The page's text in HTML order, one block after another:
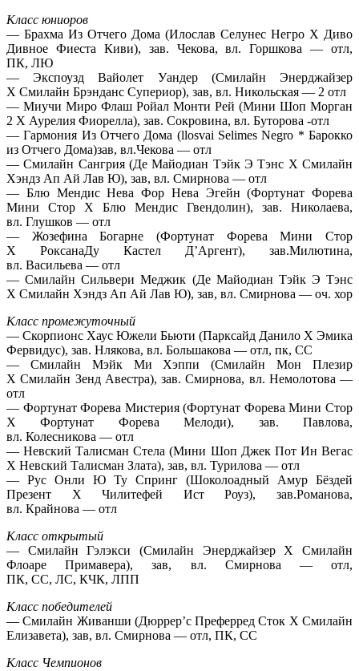
Класс юниоров
— Брахма Из Отчего Дома (Илослав Селунес Негро Х Диво
Дивное Фиеста Киви), зав. Чекова, вл. Горшкова — отл,
ПК, ЛЮ
— Экспоузд Вайолет Уандер (Смилайн Энерджайзер
Х Смилайн Брэнданс Супериор), зав, вл. Никольская — 2 отл
— Миучи Миро Флаш Ройал Монти Рей (Мини Шоп Морган
2 Х Аурелия Фиорелла), зав. Сокровина, вл. Буторова -отл
— Гармония Из Отчего Дома (llosvai Selimes Negro * Барокко
из Отчего Дома)зав, вл.Чекова — отл
— Смилайн Сангрия (Де Майодиан Тэйк Э Тэнс Х Смилайн
Хэндз Ап Ай Лав Ю), зав, вл. Смирнова — отл
— Блю Мендис Нева Фор Нева Эгейн (Фортунат Форева
Мини Стор Х Блю Мендис Гвендолин), зав. Николаева,
вл. Глушков — отл
— Жозефина Богарне (Фортунат Форева Мини Стор
Х РоксанаДу Кастел Д’Аргент), зав.Милютина,
вл. Васильева — отл
— Смилайн Сильвери Меджик (Де Майодиан Тэйк Э Тэнс
Х Смилайн Хэндз Ап Ай Лав Ю), зав, вл. Смирнова — оч. хор
Класс промежуточный
— Скорпионс Хаус Южели Бьюти (Парксайд Данило Х Эмика
Фервидус), зав. Нлякова, вл. Большакова — отл, пк, СС
— Смилайн Мэйк Ми Хэппи (Смилайн Мон Плезир
Х Смилайн Зенд Авестра), зав. Смирнова, вл. Немолотова —
отл
— Фортунат Форева Мистерия (Фортунат Форева Мини Стор
Х Фортунат Форева Мелоди), зав. Павлова,
вл. Колесникова — отл
— Невский Талисман Стела (Мини Шоп Джек Пот Ин Вегас
Х Невский Талисман Злата), зав, вл. Турилова — отл
— Рус Онли Ю Ту Спринг (Шоколоадный Амур Бёздей
Презент Х Чилитефей Ист Роуз), зав.Романова,
вл. Крайнова — отл
Класс открытый
— Смилайн Гэлэкси (Смилайн Энерджайзер Х Смилайн
Флоаре Примавера), зав, вл. Смирнова — отл,
ПК, СС, ЛС, КЧК, ЛПП
Класс победителей
— Смилайн Живанши (Дюррер’с Преферред Сток Х Смилайн
Елизавета), зав, вл. Смирнова — отл, ПК, СС
Класс Чемпионов